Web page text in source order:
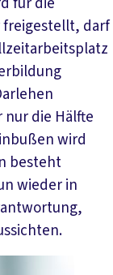
freigestellt, darf
nur die Hälfte
wird
besteht
wieder in